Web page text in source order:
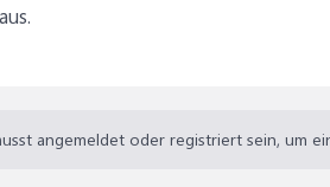
angemeldet oder registriert sein, um